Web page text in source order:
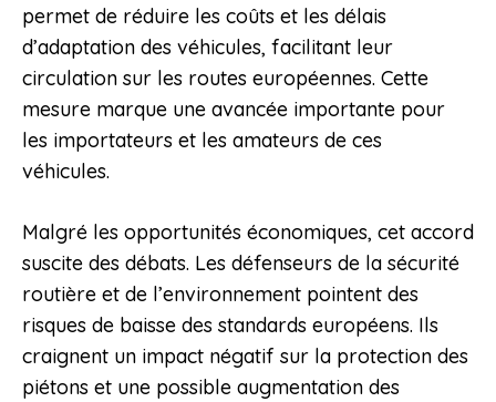
permet de réduire les coûts et les délais
d’adaptation des véhicules, facilitant leur
circulation sur les routes européennes. Cette
mesure marque une avancée importante pour
les importateurs et les amateurs de ces
véhicules.
Malgré les opportunités économiques, cet accord
suscite des débats. Les défenseurs de la sécurité
routière et de l’environnement pointent des
risques de baisse des standards européens. Ils
craignent un impact négatif sur la protection des
piétons et une possible augmentation des